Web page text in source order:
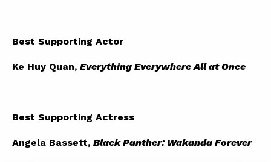
Best Supporting Actor
Ke Huy Quan, Everything Everywhere All at Once
Best Supporting Actress
Angela Bassett, Black Panther: Wakanda Forever